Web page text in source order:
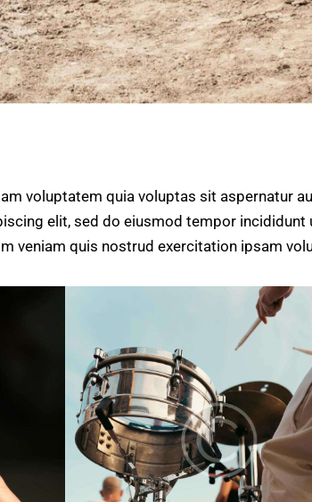
voluptatem quia voluptas sit aspernatur
elit, sed do eiusmod tempor incididunt
veniam quis nostrud exercitation ipsam